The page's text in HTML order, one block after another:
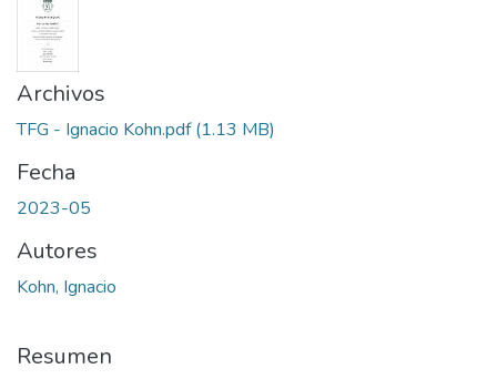
Archivos
TFG - Ignacio Kohn.pdf(1.13 MB)
Fecha
2023-05
Autores
Kohn, Ignacio
Resumen